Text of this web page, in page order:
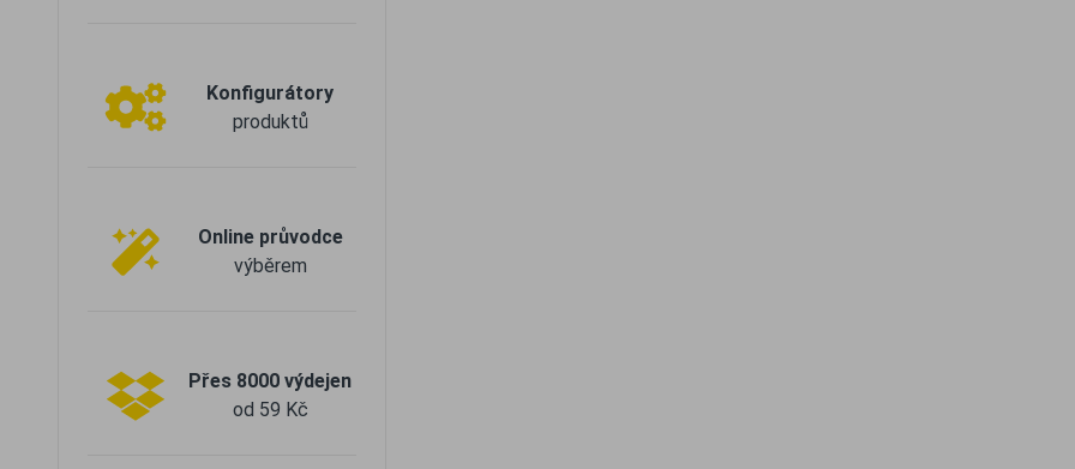
Konfigurátory
produktů
Online průvodce
výběrem
Přes 8000 výdejen
od 59 Kč